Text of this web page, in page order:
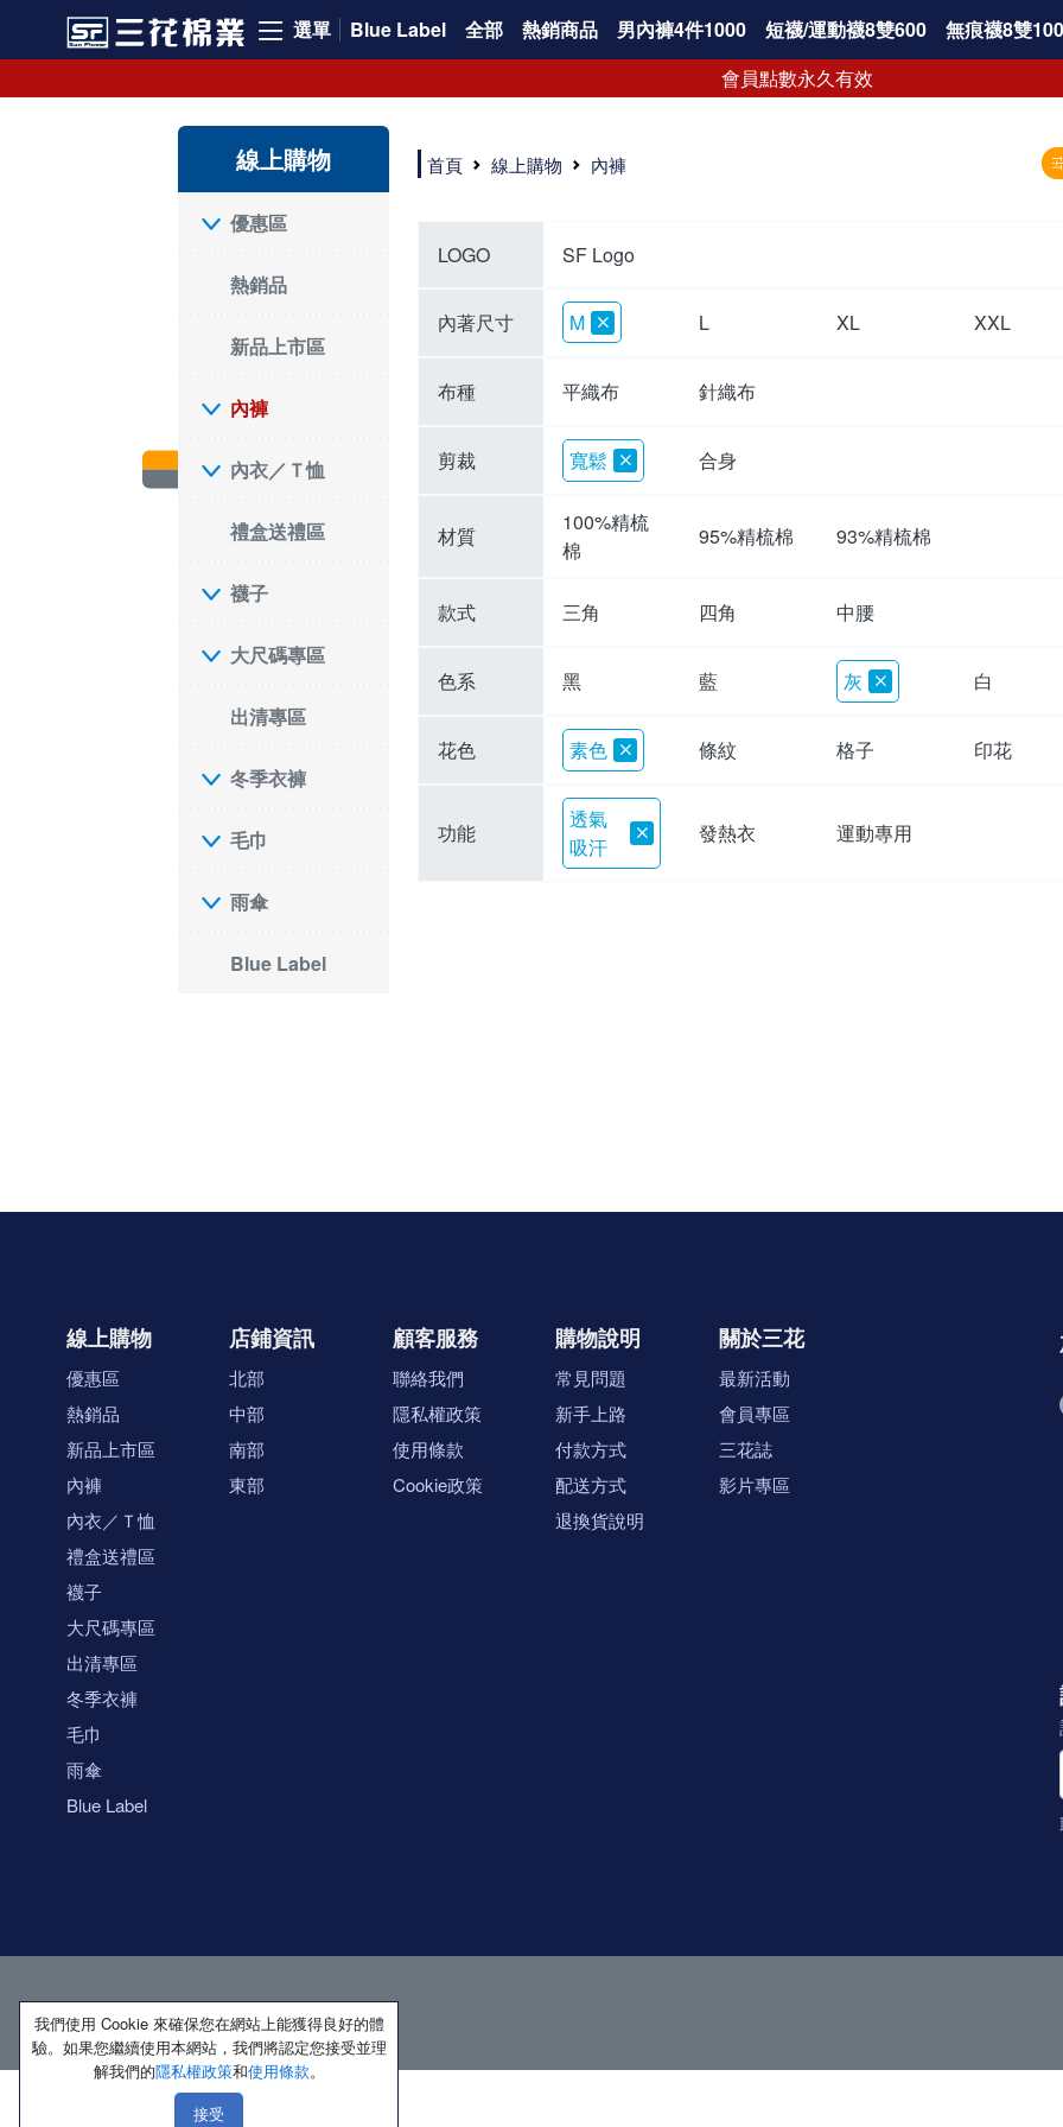
選單 Blue Label 全部 熱銷商品 男內褲4件1000 短襪/運動襪8雙600 無痕襪8雙
會員點數永久有效
線上購物
優惠區
熱銷品
新品上市區
內褲
內衣／Ｔ恤
禮盒送禮區
襪子
大尺碼專區
出清專區
冬季衣褲
毛巾
雨傘
Blue Label
選擇內褲、平口褲、純棉內褲首重品質。舒適、透氣的內褲、平口褲、純棉內褲能影響健康，須謹慎挑選。三花內褲透氣不悶，值得信賴！
三花內褲、平口褲、純棉內褲50年來持續升級，符合人體工學設計，柔軟無勒痕的鬆緊帶。三花內褲是肌膚好友，口碑熱銷！
選擇內褲首重品質。三花內褲50年來不斷升級，證明其卓越品質。符合人體工學剪裁，柔軟無痕鬆緊帶，是必買首選。兼具品質與外型，與肌膚零感接觸，穿著舒適，看來有質感。三花內褲設計獨特，質料優良，專業剪裁，呵護肌膚。新鮮高品質棉材製成，多款選擇，耐洗耐穿，三花內褲絕對首選。
"內褲購買及使用經驗網友來信分享 近年來，我經常在大型連鎖賣場如佳瑪、美華泰等地看到三花內褲的展示。最近一兩年，甚至百貨公司及街頭店鋪都開始大量出現三花專櫃或專賣店。我猜測，這應該是三花在營運策略上的調整，才使得這些改變成為現實。 本來，三花內褲一直是消費者選購內褲時的熱門選項之一。內褲櫃點的增多使我更加注意到這個品牌，因此我在選購內褲時，特意多研究了一下三花內褲的設計。 先從內褲外層包裝談起，有些內褲有PP袋包裝，有些則沒有。雖然這是一件小事，但我發現朋友們中有人會介意內褲包裝沒有PP袋。他們認為沒有PP袋會使包裝不夠精美。對我來說，有PP袋確實能提升包裝的精緻度，但內褲不裝PP袋其實也算是環保。所以，這就看每個人對內褲包裝的需求和感受了。 每次購買內褲時，我都會特別帶一件五片式剪裁的內褲。三花的平口內褲被稱為全國第一件五片式剪裁內褲，這話應該不是隨便說說的，畢竟三花是一個擁有超過50年歷史的老品牌，專注於研發和改良內褲。當初，我覺得這種設計有些花俏，只是圖個新鮮買來試試，結果發現內褲多一片真的有其優勢，尤其是減少了內褲卡屁的次數。雖然這個狀況不可能完全消失，但大大增加了穿著的舒適度。 三花內褲的價格也在我能接受的範圍內，因此它逐漸成為我的心頭好。此外，內褲選購時的另一個重要因素是鬆緊帶。看內褲是否舊了，第一眼通常看鬆緊帶。故意或不小心露出內褲褲頭的時候，印象分數也是由鬆緊帶決定的。 很多內褲品牌強調鬆緊帶的造型及花樣，這類內褲非常適合一些特殊場合，如單身聯誼或約會時穿著，能夠加分不少。日常使用的內褲則建議選擇鬆緊帶不易鬆垮的，花樣其次。三花特別強調內褲鬆緊帶的耐洗度，而其他品牌鮮少提及這一點。 分場合選擇內褲是我的習慣。特殊場合內褲要講究一點，但平日則需要選擇鬆緊帶有保障的內褲。畢竟，內褲是每天陪伴我們超過12個小時的衣物，找到適合自己且耐洗耐穿高CP值的內褲才是最明智的選擇。 內褲畢竟是消耗品，定期更換非常重要。如果內褲沾染到髒污或處於潮濕的環境，就不應該撐太久。這是因為內褲長期接觸身體的重要部位，所以選擇和保養都要謹慎。 以上是我個人的內褲使用分享，並非業配，不代表任何人的立場。內褲還是要以自身體驗最為準確。希望大家都能找到適合自己的內褲，並多多支持台灣品牌。"
首頁 線上購物 內褲
LOGO SF Logo
內著尺寸 M L XL XXL
布種 平織布 針織布
剪裁 寬鬆 合身
材質
100%精梳
棉
95%精梳棉 93%精梳棉
款式 三角 四角 中腰
色系 黑 藍 灰 白
花色 素色 條紋 格子 印花
功能
透氣
吸汗
發熱衣 運動專用
線上購物
優惠區
熱銷品
新品上市區
內褲
內衣／Ｔ恤
禮盒送禮區
襪子
大尺碼專區
出清專區
冬季衣褲
毛巾
雨傘
Blue Label
店鋪資訊
北部
中部
南部
東部
顧客服務
聯絡我們
隱私權政策
使用條款
Cookie政策
購物說明
常見問題
新手上路
付款方式
配送方式
退換貨說明
關於三花
最新活動
會員專區
三花誌
影片專區
著作權所有 保留一切權利
我們使用 Cookie 來確保您在網站上能獲得良好的體
驗。如果您繼續使用本網站，我們將認定您接受並理
解我們的隱私權政策和使用條款。
接受